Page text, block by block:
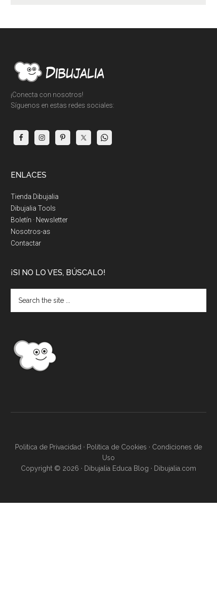
Footer
¡Conecta con nosotros!
Síguenos en estas redes sociales:
ENLACES
Tienda Dibujalia
Dibujalia Tools
Boletín · Newsletter
Nosotros-as
Contactar
¡SI NO LO VES, BÚSCALO!
the
Politica de Privacidad · Politica de Cookies · Condiciones de
Uso
Copyright © 2026 · Dibujalia Educa Blog · Dibujalia.com